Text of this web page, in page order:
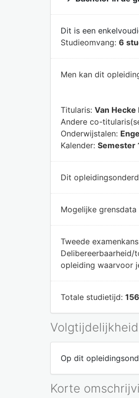
Dit is een
Studieomvang: 6
Men kan dit
Titularis: Van Hecke
Andere co-
Onderwijstalen:
Kalender: Semester
Dit
Mogelijke
Tweede
Delibereerbaarheid/
opleiding waarvoor
Totale studietijd:
Volgtijdelijkheid
Op dit
Korte